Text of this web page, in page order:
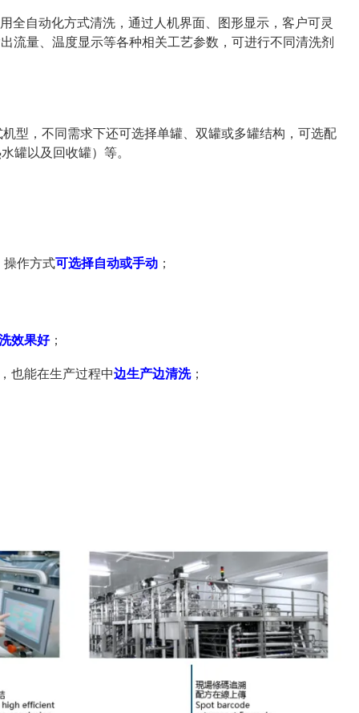
全自动化方式清洗，通过人机界面、图形显示，客户可灵
流量、温度显示等各种相关工艺参数，可进行不同清洗剂
型，不同需求下还可选择单罐、双罐或多罐结构，可选配
罐以及回收罐）等。
操作方式可选择自动或手动 ；
效果好；
也能在生产过程中边生产边清洗；